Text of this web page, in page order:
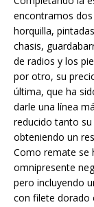
encontramos
horquilla,
chasis,
de radios y los
por otro, su
última, que ha
darle una línea
reducido tanto
obteniendo un
Como remate se
omnipresente
pero incluyendo
con filete dorado